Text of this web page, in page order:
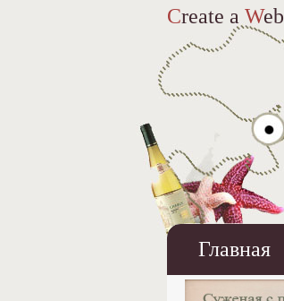
Create a Web
Главная